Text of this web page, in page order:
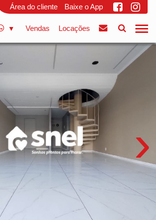
Área do cliente Baixe o App
Vendas Locações
›